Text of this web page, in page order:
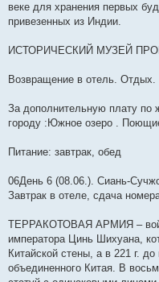
веке для хранения первых
привезенных из Индии.
ИСТОРИЧЕСКИЙ МУЗЕЙ
Возвращение в отель. Отдых.
За дополнительную плату по
городу :Южное озеро .
Питание: завтрак, обед
06День 6 (08.06.). Сиань-
Завтрак в отеле, сдача
ТЕРРАКОТОВАЯ АРМИЯ –
императора Цинь Шихуана,
Китайской стены, а в 221 г.
объединенного Китая. В